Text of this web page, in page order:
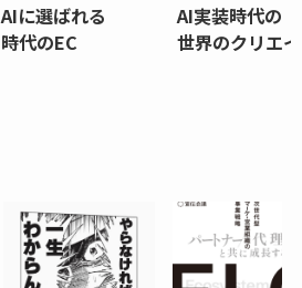
AIに選ばれる
時代のEC
AI実装時代の
世界のクリエ